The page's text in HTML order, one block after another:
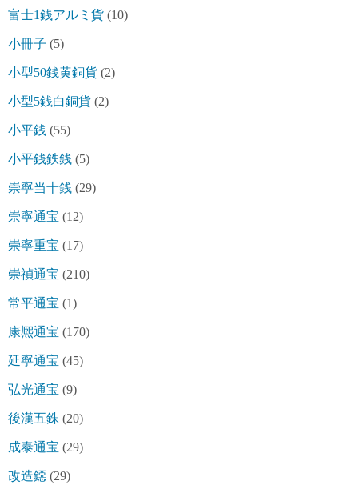
富士1銭アルミ貨 (10)
小冊子 (5)
小型50銭黄銅貨 (2)
小型5銭白銅貨 (2)
小平銭 (55)
小平銭鉄銭 (5)
崇寧当十銭 (29)
崇寧通宝 (12)
崇寧重宝 (17)
崇禎通宝 (210)
常平通宝 (1)
康熈通宝 (170)
延寧通宝 (45)
弘光通宝 (9)
後漢五銖 (20)
成泰通宝 (29)
改造鐚 (29)